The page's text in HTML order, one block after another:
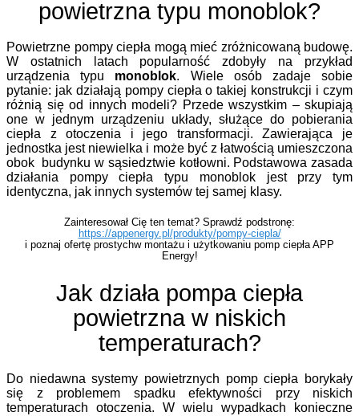
powietrzna typu monoblok?
Powietrzne pompy ciepła mogą mieć zróżnicowaną budowę.
W ostatnich latach popularność zdobyły na przykład
urządzenia typu monoblok. Wiele osób zadaje sobie
pytanie: jak działają pompy ciepła o takiej konstrukcji i czym
różnią się od innych modeli? Przede wszystkim – skupiają
one w jednym urządzeniu układy, służące do pobierania
ciepła z otoczenia i jego transformacji. Zawierająca je
jednostka jest niewielka i może być z łatwością umieszczona
obok budynku w sąsiedztwie kotłowni. Podstawowa zasada
działania pompy ciepła typu monoblok jest przy tym
identyczna, jak innych systemów tej samej klasy.
Zainteresował Cię ten temat? Sprawdź podstronę:
https://appenergy.pl/produkty/pompy-ciepla/
i poznaj ofertę prostychw montażu i użytkowaniu pomp ciepła APP
Energy!
Jak działa pompa ciepła
powietrzna w niskich
temperaturach?
Do niedawna systemy powietrznych pomp ciepła borykały
się z problemem spadku efektywności przy niskich
temperaturach otoczenia. W wielu wypadkach konieczne